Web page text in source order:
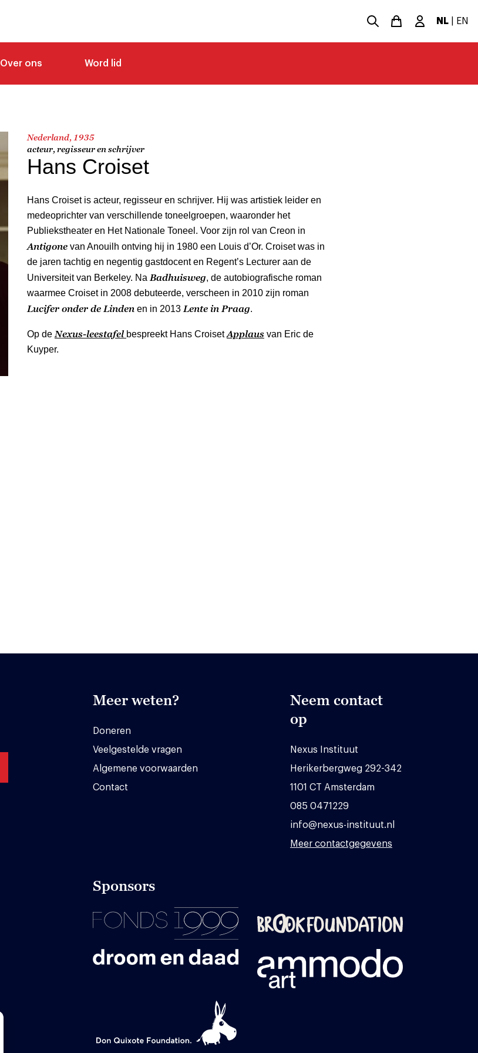
NL EN
Over ons Word lid
Nederland, 1935
acteur, regisseur en schrijver
Hans Croiset
Hans Croiset is acteur, regisseur en schrijver. Hij was artistiek leider en
medeoprichter van verschillende toneelgroepen, waaronder het
Publiekstheater en Het Nationale Toneel. Voor zijn rol van Creon in
Antigone van Anouilh ontving hij in 1980 een Louis d’Or. Croiset was in
de jaren tachtig en negentig gastdocent en Regent’s Lecturer aan de
Universiteit van Berkeley. Na Badhuisweg, de autobiografische roman
waarmee Croiset in 2008 debuteerde, verscheen in 2010 zijn roman
Lucifer onder de Linden en in 2013 Lente in Praag.
Op de Nexus-leestafel bespreekt Hans Croiset Applaus van Eric de
Kuyper.
Meer weten?
Doneren
Veelgestelde vragen
Algemene voorwaarden
Contact
Neem contact
op
Nexus Instituut
Herikerbergweg 292-342
1101 CT Amsterdam
085 0471229
info@nexus-instituut.nl
Meer contactgegevens
Sponsors